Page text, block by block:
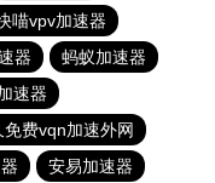
喵vpv加速器
器
蚂蚁加速器
速器
免费vqn加速外网
安易加速器